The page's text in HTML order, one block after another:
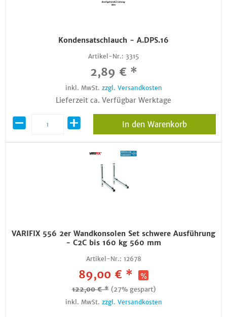
Kondensatschlauch - A.DPS.16
Artikel-Nr.: 3315
2,89 € *
inkl. MwSt. zzgl. Versandkosten
Lieferzeit ca. Verfügbar Werktage
In den Warenkorb
VARIFIX 556 2er Wandkonsolen Set schwere Ausführung
- C2C bis 160 kg 560 mm
Artikel-Nr.: 12678
89,00 € *
122,00 € * (27% gespart)
inkl. MwSt. zzgl. Versandkosten